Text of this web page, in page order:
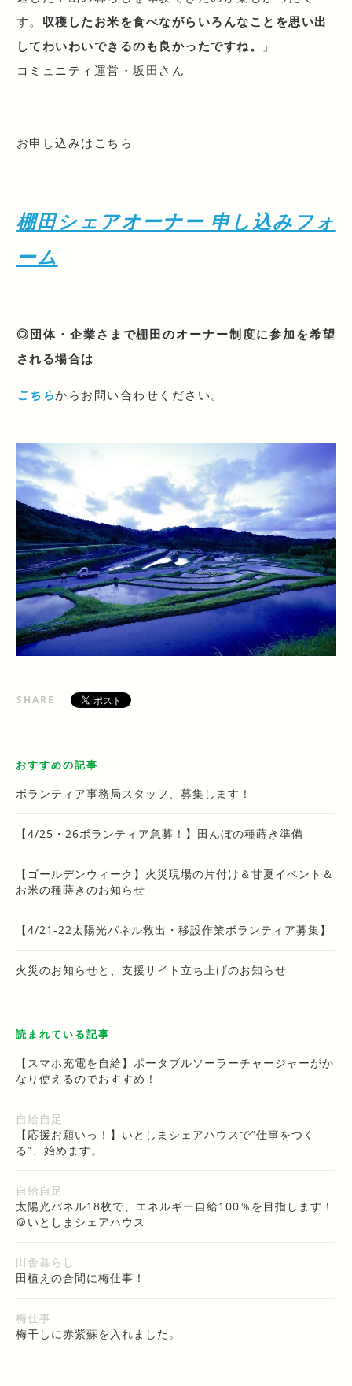
す。 収穫したお米を食べながらいろんなことを思い出
してわいわいできるのも良かったですね。
」
コミュニティ運営・坂田さん
お申し込みはこちら
棚田シェアオーナー 申し込みフォ
ーム
◎団体・企業さまで棚田のオーナー制度に参加を希望
される場合は
こちらからお問い合わせください。
SHARE
おすすめの記事
ボランティア事務局スタッフ、募集します！
【4/25・26ボランティア急募！】田んぼの種蒔き準備
【ゴールデンウィーク】火災現場の片付け＆甘夏イベント＆
お米の種蒔きのお知らせ
【4/21-22太陽光パネル救出・移設作業ボランティア募集】
火災のお知らせと、支援サイト立ち上げのお知らせ
読まれている記事
【スマホ充電を自給】ポータブルソーラーチャージャーがか
なり使えるのでおすすめ！
自給自足
【応援お願いっ！】いとしまシェアハウスで”仕事をつく
る”、始めます。
自給自足
太陽光パネル18枚で、エネルギー自給100％を目指します！
＠いとしまシェアハウス
田舎暮らし
田植えの合間に梅仕事！
梅仕事
梅干しに赤紫蘇を入れました。